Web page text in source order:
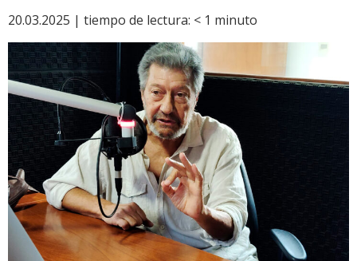
20.03.2025 | tiempo de lectura: < 1 minuto